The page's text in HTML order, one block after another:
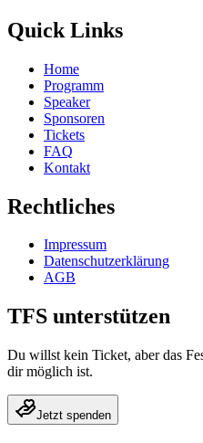
Quick Links
Home
Programm
Speaker
Sponsoren
Tickets
FAQ
Kontakt
Rechtliches
Impressum
Datenschutzerklärung
AGB
TFS unterstützen
Du willst kein Ticket, aber das
dir möglich ist.
Jetzt spenden